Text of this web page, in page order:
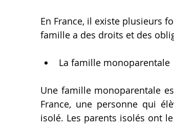
En France, il existe plusieurs
famille a des droits et des
La famille monoparentale
Une famille monoparentale
France, une personne qui
isolé. Les parents isolés ont